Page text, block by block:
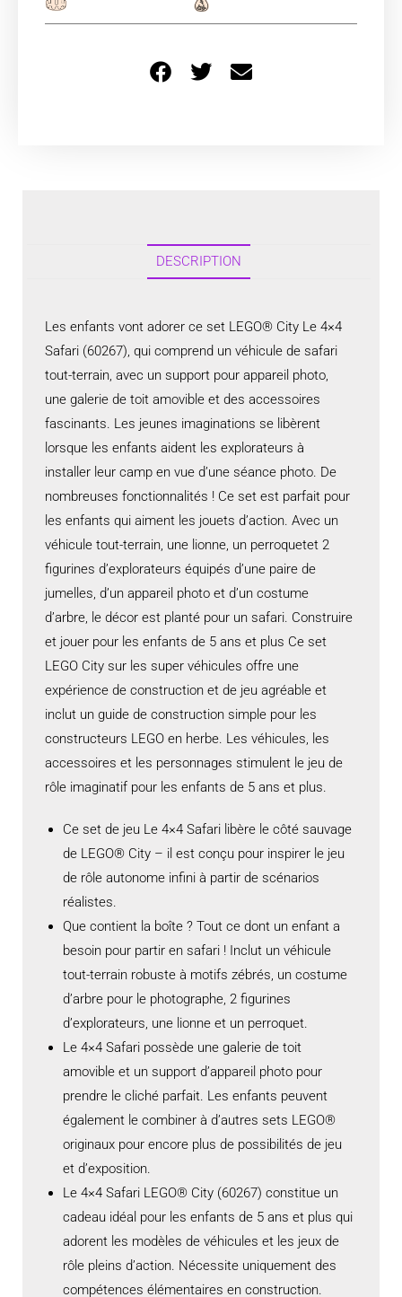
DESCRIPTION
Les enfants vont adorer ce set LEGO® City Le 4×4
Safari (60267), qui comprend un véhicule de safari
tout-terrain, avec un support pour appareil photo,
une galerie de toit amovible et des accessoires
fascinants. Les jeunes imaginations se libèrent
lorsque les enfants aident les explorateurs à
installer leur camp en vue d’une séance photo. De
nombreuses fonctionnalités ! Ce set est parfait pour
les enfants qui aiment les jouets d’action. Avec un
véhicule tout-terrain, une lionne, un perroquetet 2
figurines d’explorateurs équipés d’une paire de
jumelles, d’un appareil photo et d’un costume
d’arbre, le décor est planté pour un safari. Construire
et jouer pour les enfants de 5 ans et plus Ce set
LEGO City sur les super véhicules offre une
expérience de construction et de jeu agréable et
inclut un guide de construction simple pour les
constructeurs LEGO en herbe. Les véhicules, les
accessoires et les personnages stimulent le jeu de
rôle imaginatif pour les enfants de 5 ans et plus.
Ce set de jeu Le 4×4 Safari libère le côté sauvage
de LEGO® City – il est conçu pour inspirer le jeu
de rôle autonome infini à partir de scénarios
réalistes.
Que contient la boîte ? Tout ce dont un enfant a
besoin pour partir en safari ! Inclut un véhicule
tout-terrain robuste à motifs zébrés, un costume
d’arbre pour le photographe, 2 figurines
d’explorateurs, une lionne et un perroquet.
Le 4×4 Safari possède une galerie de toit
amovible et un support d’appareil photo pour
prendre le cliché parfait. Les enfants peuvent
également le combiner à d’autres sets LEGO®
originaux pour encore plus de possibilités de jeu
et d’exposition.
Le 4×4 Safari LEGO® City (60267) constitue un
cadeau idéal pour les enfants de 5 ans et plus qui
adorent les modèles de véhicules et les jeux de
rôle pleins d’action. Nécessite uniquement des
compétences élémentaires en construction.